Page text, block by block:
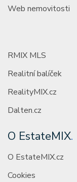
Web nemovitosti
RMIX MLS
Realitní balíček
RealityMIX.cz
Dalten.cz
O EstateMIX.
O EstateMIX.cz
Cookies